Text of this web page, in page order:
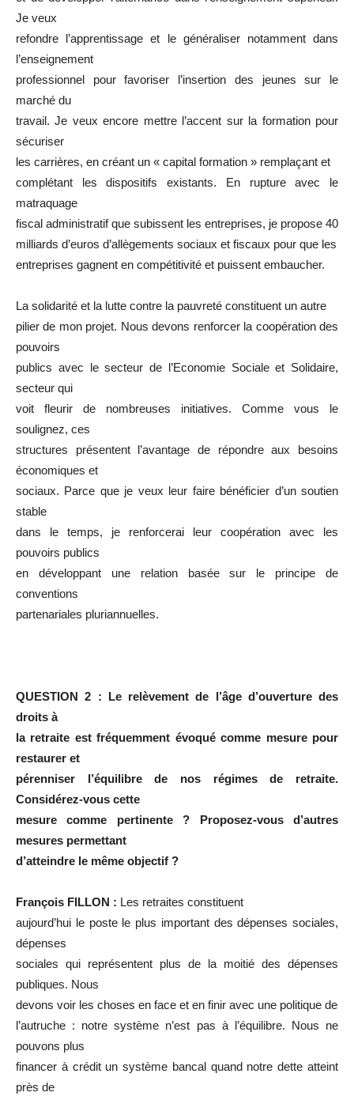
Je veux
refondre l’apprentissage et le généraliser notamment dans
l’enseignement
professionnel pour favoriser l’insertion des jeunes sur le
marché du
travail. Je veux encore mettre l’accent sur la formation pour
sécuriser
les carrières, en créant un « capital formation » remplaçant et
complétant les dispositifs existants. En rupture avec le
matraquage
fiscal administratif que subissent les entreprises, je propose 40
milliards d’euros d’allègements sociaux et fiscaux pour que les
entreprises gagnent en compétitivité et puissent embaucher.
La solidarité et la lutte contre la pauvreté constituent un autre
pilier de mon projet. Nous devons renforcer la coopération des
pouvoirs
publics avec le secteur de l’Economie Sociale et Solidaire,
secteur qui
voit fleurir de nombreuses initiatives. Comme vous le
soulignez, ces
structures présentent l’avantage de répondre aux besoins
économiques et
sociaux. Parce que je veux leur faire bénéficier d’un soutien
stable
dans le temps, je renforcerai leur coopération avec les
pouvoirs publics
en développant une relation basée sur le principe de
conventions
partenariales pluriannuelles.
QUESTION 2 : Le relèvement de l’âge d’ouverture des
droits à
la retraite est fréquemment évoqué comme mesure pour
restaurer et
pérenniser l’équilibre de nos régimes de retraite.
Considérez-vous cette
mesure comme pertinente ? Proposez-vous d’autres
mesures permettant
d’atteindre le même objectif ?
François FILLON : Les retraites constituent
aujourd’hui le poste le plus important des dépenses sociales,
dépenses
sociales qui représentent plus de la moitié des dépenses
publiques. Nous
devons voir les choses en face et en finir avec une politique de
l’autruche : notre système n’est pas à l’équilibre. Nous ne
pouvons plus
financer à crédit un système bancal quand notre dette atteint
près de